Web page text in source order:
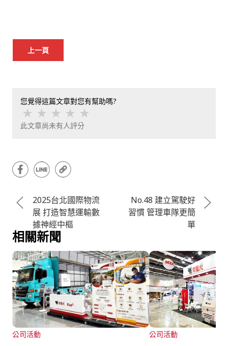
上一頁
您覺得這篇文章對您有幫助嗎?
★ ★ ★ ★ ★
此文章尚未有人評分
No.48 建立駕駛好
習慣 管理車隊更簡
單
2025台北國際物流
展 打造智慧運輸數
據神經中樞
相關新聞
公司活動 公司活動